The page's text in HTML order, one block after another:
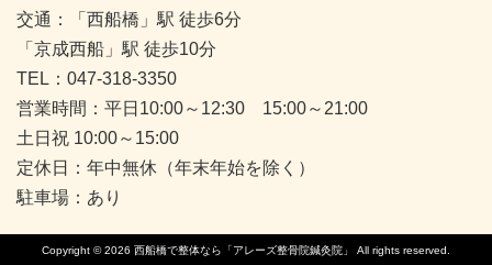
交通：「西船橋」駅 徒歩6分
「京成西船」駅 徒歩10分
TEL：047-318-3350
営業時間：平日10:00～12:30 15:00～21:00
土日祝 10:00～15:00
定休日：年中無休（年末年始を除く）
駐車場：あり
Copyright © 2026 西船橋で整体なら「アレーズ整骨院鍼灸院」 All rights reserved.